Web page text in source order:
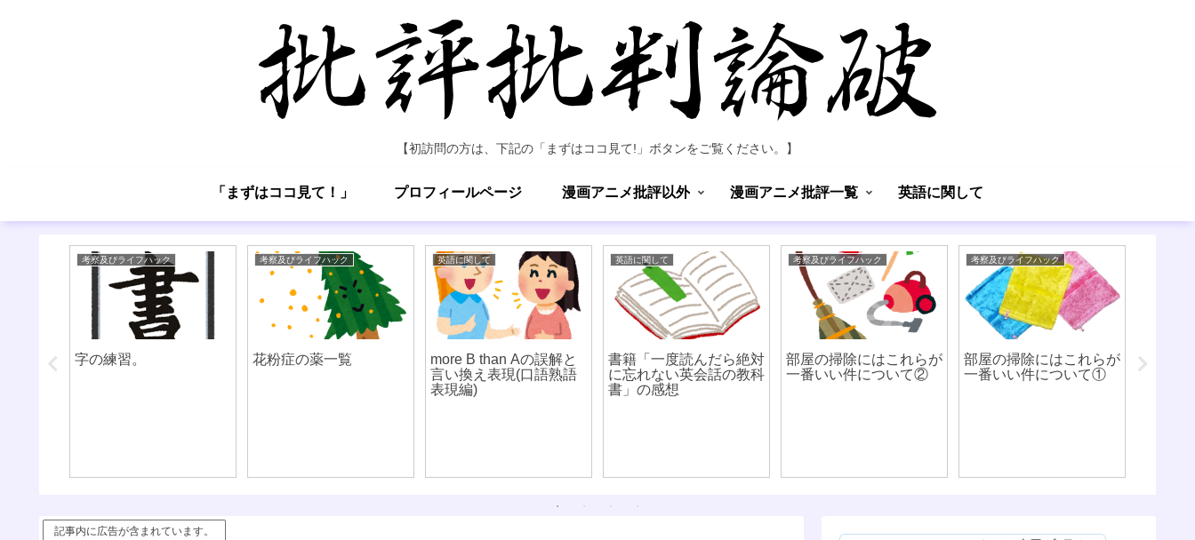
【初訪問の方は、下記の「まずはココ見て!」ボタンをご覧ください。】
「まずはココ見て！」 プロフィールページ 漫画アニメ批評以外 漫画アニメ批評一覧 英語に関して
考察及びライフハック
字の練習。
考察及びライフハック
花粉症の薬一覧
英語に関して
more B than Aの誤解と
言い換え表現(口語熟語
表現編)
英語に関して
書籍「一度読んだら絶対
に忘れない英会話の教科
書」の感想
考察及びライフハック
部屋の掃除にはこれらが
一番いい件について②
考察及びライフハック
部屋の掃除にはこれらが
一番いい件について①
記事内に広告が含まれています。